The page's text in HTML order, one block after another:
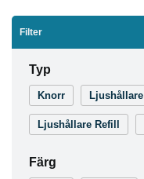
Filter
Typ
Knorr Ljushållare
Ljushållare Refill
Färg